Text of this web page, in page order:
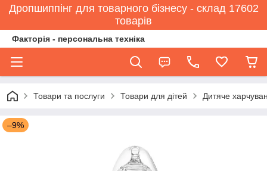
Дропшиппінг для товарного бізнесу - склад 17602
товарів
Факторія - персональна техніка
Товари та послуги Товари для дітей Дитяче
–9%